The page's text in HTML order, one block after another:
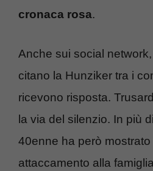
cronaca rosa.
Anche sui social
citano la Hunziker tra i
ricevono risposta.
la via del silenzio. In più
40enne ha però mostrato
attaccamento alla